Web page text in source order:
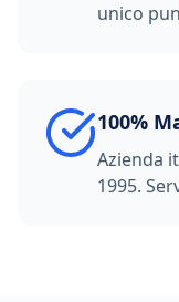
unico
100%
Azienda
1995.